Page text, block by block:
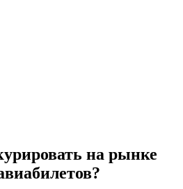
на рынке